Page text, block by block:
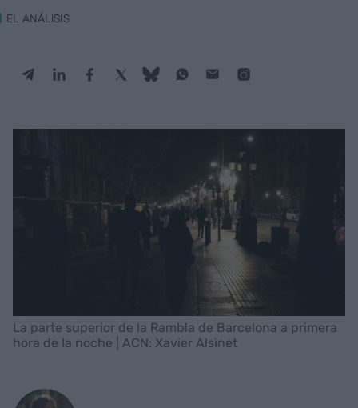
EL ANÁLISIS
La parte superior de la Rambla de Barcelona a primera
hora de la noche | ACN: Xavier Alsinet